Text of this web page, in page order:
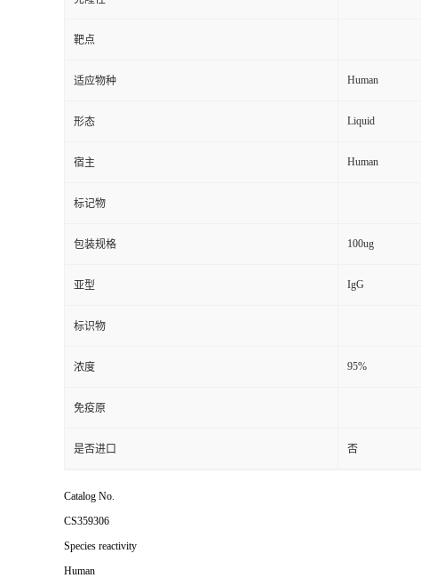
靶点
适应物种 Human
形态 Liquid
宿主 Human
标记物
包装规格 100ug
亚型 IgG
标识物
浓度 95%
免疫原
是否进口 否
Catalog No.
CS359306
Species reactivity
Human